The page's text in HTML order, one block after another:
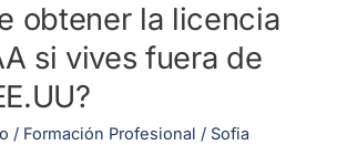
obtener la licencia
si vives fuera de
/ Formación Profesional / Sofia